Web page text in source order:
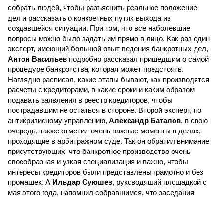
собрать людей, чтобы разъяснить реальное положение
дел и рассказать о конкретных путях выхода из
создавшейся ситуации. При том, что все наболевшие
вопросы можно было задать им прямо в лицо. Как раз один
эксперт, имеющий большой опыт ведения банкротных дел,
Антон Васильев подробно рассказал пришедшим о самой
процедуре банкротства, которая может предстоять.
Наглядно расписал, какие этапы бывают, как производятся
расчеты с кредиторами, в какие сроки и каким образом
подавать заявления в реестр кредиторов, чтобы
пострадавшим не остаться в стороне. Второй эксперт, по
антикризисному управлению, Александр Баталов, в свою
очередь, также отметил очень важные моменты в делах,
проходящие в арбитражном суде. Так он обратил внимание
присутствующих, что банкротное производство очень
своеобразная и узкая специализация и важно, чтобы
интересы кредиторов были представлены грамотно и без
промашек. А Ильдар Суюшев, руководящий площадкой с
мая этого года, напомнил собравшимся, что заседания